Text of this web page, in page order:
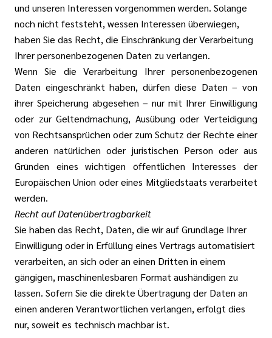
und unseren Interessen vorgenommen werden. Solange
noch nicht feststeht, wessen Interessen überwiegen,
haben Sie das Recht, die Einschränkung der Verarbeitung
Ihrer personenbezogenen Daten zu verlangen.
Wenn Sie die Verarbeitung Ihrer personenbezogenen
Daten eingeschränkt haben, dürfen diese Daten – von
ihrer Speicherung abgesehen – nur mit Ihrer Einwilligung
oder zur Geltendmachung, Ausübung oder Verteidigung
von Rechtsansprüchen oder zum Schutz der Rechte einer
anderen natürlichen oder juristischen Person oder aus
Gründen eines wichtigen öffentlichen Interesses der
Europäischen Union oder eines Mitgliedstaats verarbeitet
werden.
Recht auf Datenübertragbarkeit
Sie haben das Recht, Daten, die wir auf Grundlage Ihrer
Einwilligung oder in Erfüllung eines Vertrags automatisiert
verarbeiten, an sich oder an einen Dritten in einem
gängigen, maschinenlesbaren Format aushändigen zu
lassen. Sofern Sie die direkte Übertragung der Daten an
einen anderen Verantwortlichen verlangen, erfolgt dies
nur, soweit es technisch machbar ist.